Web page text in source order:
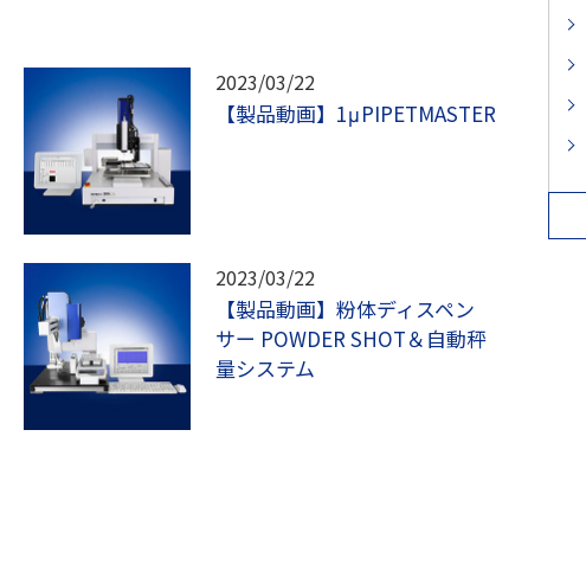
2023/03/22
【製品動画】1μPIPETMASTER
2023/03/22
【製品動画】粉体ディスペン
サー POWDER SHOT＆自動秤
量システム